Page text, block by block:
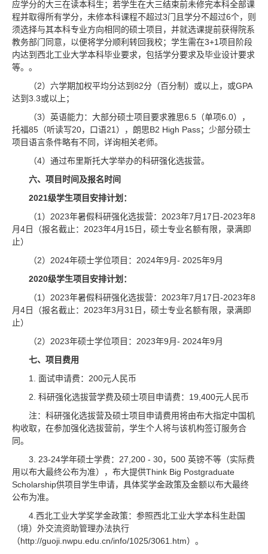
应学分的大三在读本科生；若学生在大三结束前未修完本科全部课
程并取得所有学分，未修本科课程不超过3门且学分不超过6个，则
须选择与其本科专业方向相同的硕士项目，并就选课提前获得院系
教务部门同意，以便将学分顺利转回我校；学生需在3+1项目阶段
内达到西北工业大学本科毕业要求，包括学分要求及毕业设计要求
等。。
（2）六学期加权平均分达到82分（百分制）或以上，或GPA
达到3.3或以上；
（3）英语能力：大部分硕士项目要求雅思6.5（单项6.0），
托福85（听读写20，口语21），朗思B2 High Pass；少部分硕士
项目语言条件略有不同，详询相关老师。
（4）通过布里斯托大学举办的科研强化选拔营。
六、项目时间及报名时间
2021级学生项目安排计划：
（1）2023年暑假科研强化选拔营：2023年7月17日-2023年8
月4日（报名截止：2023年4月15日，硕士专业名额有限，录满即
止）
（2）2024年硕士学位项目：2024年9月- 2025年9月
2020级学生项目安排计划：
（1）2023年暑假科研强化选拔营：2023年7月17日-2023年8
月4日（报名截止：2023年3月31日，硕士专业名额有限，录满即
止）
（2）2023年硕士学位项目：2023年9月- 2024年9月
七、项目费用
1. 面试申请费：200元人民币
2. 科研强化选拔营学费及硕士项目申请费：19,400元人民币
注：科研强化选拔营及硕士项目申请费用将由布大指定中国机
构收取，在参加强化选拔营前，学生个人将与该机构签订服务合
同。
3. 23-24学年硕士学费：27,200 - 30，500 英镑不等（实际费
用以布大最终公布为准），布大提供Think Big Postgraduate
Scholarship供项目学生申请，具体奖学金政策及金额以布大最终
公布为准。
4.西北工业大学奖学金政策：参照西北工业大学本科生赴国
（境）外交流资助管理办法执行
（http://guoji.nwpu.edu.cn/info/1025/3061.htm）。